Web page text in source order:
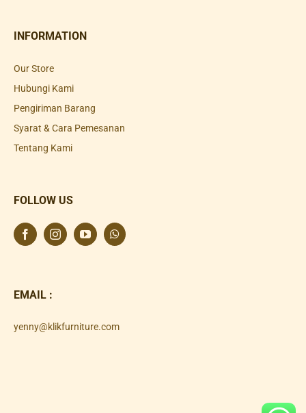
INFORMATION
Our Store
Hubungi Kami
Pengiriman Barang
Syarat & Cara Pemesanan
Tentang Kami
FOLLOW US
EMAIL :
yenny@klikfurniture.com